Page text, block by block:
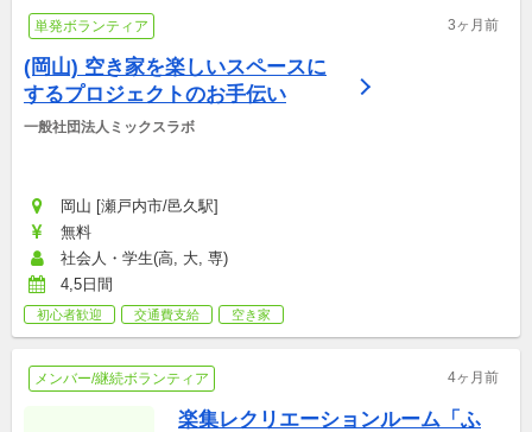
単発ボランティア 3ヶ月前
(岡山) 空き家を楽しいスペースに
するプロジェクトのお手伝い
一般社団法人ミックスラボ
岡山 [瀬戸内市/邑久駅]
無料
社会人・学生(高, 大, 専)
4,5日間
初心者歓迎 交通費支給 空き家
メンバー/継続ボランティア 4ヶ月前
楽集レクリエーションルーム「ふ